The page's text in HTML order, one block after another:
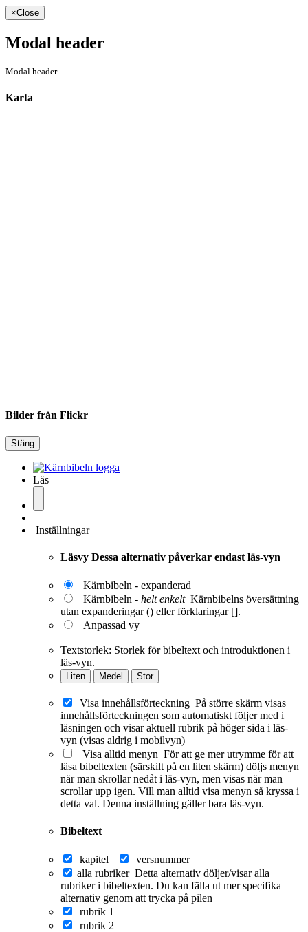
×Close
Modal header
Modal header
Karta
Bilder från Flickr
Stäng
Läs
Inställningar
Läsvy Dessa alternativ påverkar endast läs-vyn
Kärnbibeln - expanderad
Kärnbibeln - helt enkelt Kärnbibelns översättning
utan expanderingar () eller förklaringar [].
Anpassad vy
Textstorlek: Storlek för bibeltext och introduktionen i
läs-vyn.
Liten Medel Stor
Visa innehållsförteckning På större skärm visas
innehållsförteckningen som automatiskt följer med i
läsningen och visar aktuell rubrik på höger sida i läs-
vyn (visas aldrig i mobilvyn)
Visa alltid menyn För att ge mer utrymme för att
läsa bibeltexten (särskilt på en liten skärm) döljs menyn
när man skrollar nedåt i läs-vyn, men visas när man
scrollar upp igen. Vill man alltid visa menyn så kryssa i
detta val. Denna inställning gäller bara läs-vyn.
Bibeltext
kapitel
versnummer
alla rubriker Detta alternativ döljer/visar alla
rubriker i bibeltexten. Du kan fälla ut mer specifika
alternativ genom att trycka på pilen
rubrik 1
rubrik 2